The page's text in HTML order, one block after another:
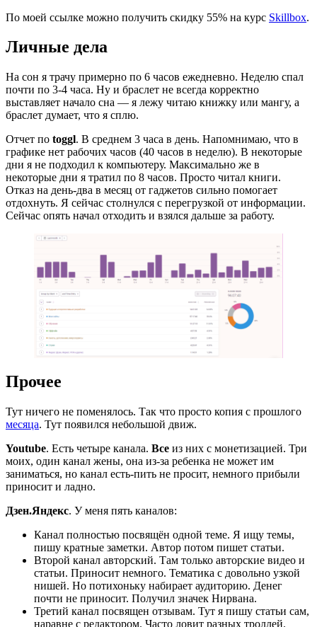
По моей ссылке можно получить скидку 55% на курс Skillbox.
Личные дела
На сон я трачу примерно по 6 часов ежедневно. Неделю спал
почти по 3-4 часа. Ну и браслет не всегда корректно
выставляет начало сна — я лежу читаю книжку или мангу, а
браслет думает, что я сплю.
Отчет по toggl. В среднем 3 часа в день. Напомнимаю, что в
графике нет рабочих часов (40 часов в неделю). В некоторые
дни я не подходил к компьютеру. Максимально же в
некоторые дни я тратил по 8 часов. Просто читал книги.
Отказ на день-два в месяц от гаджетов сильно помогает
отдохнуть. Я сейчас столнулся с перегрузкой от информации.
Сейчас опять начал отходить и взялся дальше за работу.
Прочее
Тут ничего не поменялось. Так что просто копия с прошлого
месяца. Тут появился небольшой движ.
Youtube. Есть четыре канала. Все из них с монетизацией. Три
моих, один канал жены, она из-за ребенка не может им
заниматься, но канал есть-пить не просит, немного прибыли
приносит и ладно.
Дзен.Яндекс. У меня пять каналов:
Канал полностью посвящён одной теме. Я ищу темы,
пишу кратные заметки. Автор потом пишет статьи.
Второй канал авторский. Там только авторские видео и
статьи. Приносит немного. Тематика с довольно узкой
нишей. Но потихоньку набирает аудиторию. Денег
почти не приносит. Получил значек Нирвана.
Третий канал посвящен отзывам. Тут я пишу статьи сам,
наравне с редактором. Часто ловит разных троллей.